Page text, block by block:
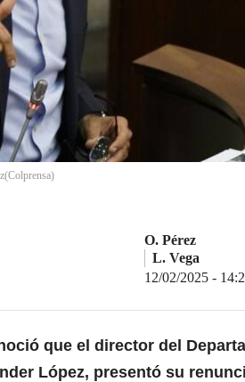
(Colprensa)
O. Pérez
L. Vega
12/02/2025 -
que el director del
López, presentó su